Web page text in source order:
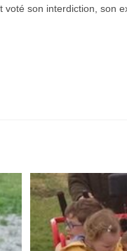
son interdiction, son